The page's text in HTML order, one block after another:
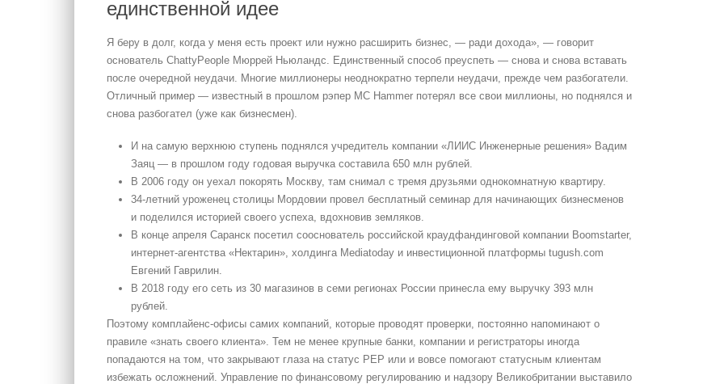
единственной идее
Я беру в долг, когда у меня есть проект или нужно расширить бизнес, — ради дохода», — говорит
основатель ChattyPeople Мюррей Ньюландс. Единственный способ преуспеть — снова и снова вставать
после очередной неудачи. Многие миллионеры неоднократно терпели неудачи, прежде чем разбогатели.
Отличный пример — известный в прошлом рэпер MC Hammer потерял все свои миллионы, но поднялся и
снова разбогател (уже как бизнесмен).
И на самую верх­нюю ступень поднялся учредитель компании «Л­ИИС Инженерные решения» Вадим
Зая­ц — в прошлом году годовая выручка составила 650 млн рублей.
В 2006 году он уехал покорять Москву, там снимал с тремя друзьями однокомнатную квартиру.
34-летний уроженец столицы Мордовии провел бесплатный семинар для начинающих бизнесменов
и поделился историей своего успеха, вдохновив земляков.
В конце апреля Саранск посетил сооснователь российской краудфандинговой компании Boomstarter,
интернет-агентства «Нектарин», холдинга Mediatoday и инвестиционной платформы tugush.com
Евгений Гаврилин.
В 2018 году его сеть из 30 магазинов в семи регионах России принесла ему выручку 393 млн
рублей.
Поэтому комплайенс-офисы самих компаний, которые проводят проверки, постоянно напоминают о
правиле «знать своего клиента». Тем не менее крупные банки, компании и регистраторы иногда
попадаются на том, что закрывают глаза на статус PEP или и вовсе помогают статусным клиентам
избежать осложнений. Управление по финансовому регулированию и надзору Великобритании выставило